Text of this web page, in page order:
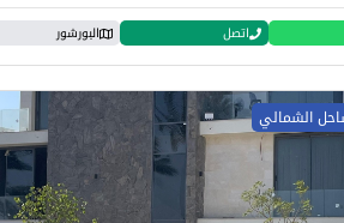
اتصل البورشور
الشمالي